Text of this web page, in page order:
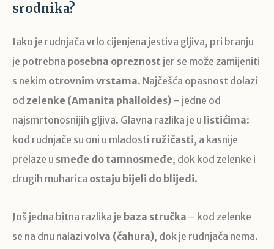
srodnika?
Iako je rudnjača vrlo cijenjena jestiva gljiva, pri branju
je potrebna posebna opreznost jer se može zamijeniti
s nekim otrovnim vrstama. Najčešća opasnost dolazi
od zelenke (Amanita phalloides) – jedne od
najsmrtonosnijih gljiva. Glavna razlika je u listićima:
kod rudnjače su oni u mladosti ružičasti, a kasnije
prelaze u smeđe do tamnosmeđe, dok kod zelenke i
drugih muharica ostaju bijeli do blijedi.
Još jedna bitna razlika je baza stručka – kod zelenke
se na dnu nalazi volva (čahura), dok je rudnjača nema.